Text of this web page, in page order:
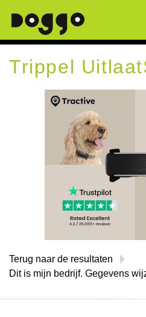
Trippel
Terug naar de resultaten
Dit is mijn bedrijf. Gegevens